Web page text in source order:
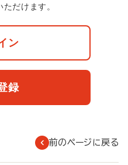
だけます。
ン
録
前のページに戻る